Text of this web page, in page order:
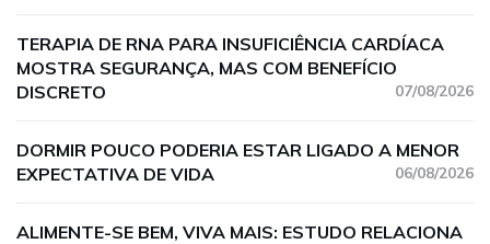
TERAPIA DE RNA PARA INSUFICIÊNCIA CARDÍACA
MOSTRA SEGURANÇA, MAS COM BENEFÍCIO
DISCRETO
07/08/2026
DORMIR POUCO PODERIA ESTAR LIGADO A MENOR
EXPECTATIVA DE VIDA
06/08/2026
ALIMENTE-SE BEM, VIVA MAIS: ESTUDO RELACIONA